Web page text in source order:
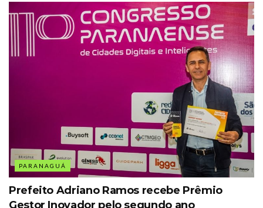
PARANAGUÁ
Prefeito Adriano Ramos recebe Prêmio
Gestor Inovador pelo segundo ano